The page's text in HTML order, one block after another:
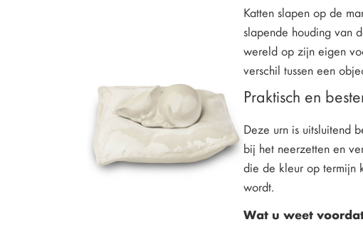
Katten slapen op de
slapende houding van
wereld op zijn eigen
verschil tussen een
Praktisch en
Deze urn is uitsluitend
bij het neerzetten en
die de kleur op termijn
wordt.
Wat u weet